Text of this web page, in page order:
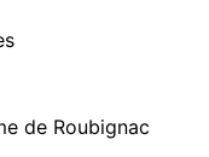
de Roubignac